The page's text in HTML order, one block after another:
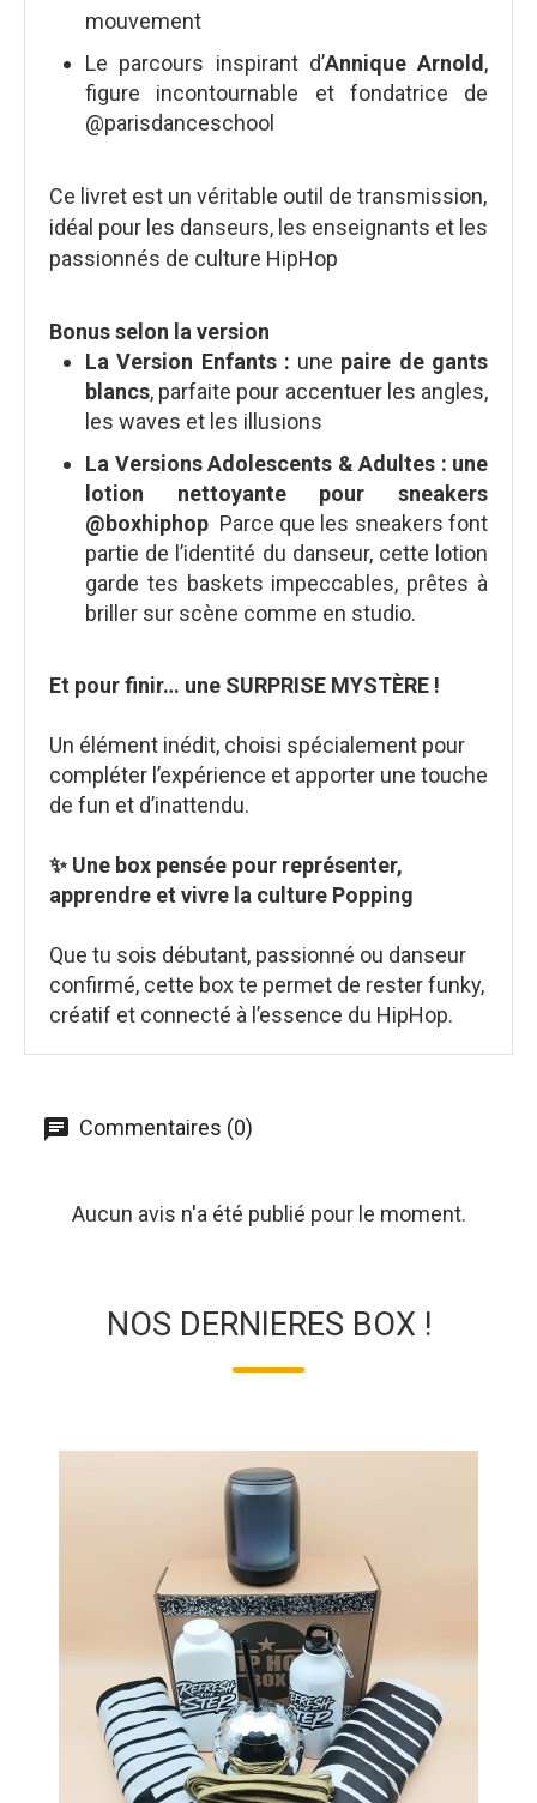
mouvement
Le parcours inspirant d’Annique Arnold,
figure incontournable et fondatrice de
@parisdanceschool
Ce livret est un véritable outil de transmission,
idéal pour les danseurs, les enseignants et les
passionnés de culture HipHop
Bonus selon la version
La Version Enfants : une paire de gants
blancs, parfaite pour accentuer les angles,
les waves et les illusions
La Versions Adolescents & Adultes : une
lotion nettoyante pour sneakers
@boxhiphop Parce que les sneakers font
partie de l’identité du danseur, cette lotion
garde tes baskets impeccables, prêtes à
briller sur scène comme en studio.
Et pour finir… une SURPRISE MYSTÈRE !
Un élément inédit, choisi spécialement pour
compléter l’expérience et apporter une touche
de fun et d’inattendu.
✨ Une box pensée pour représenter,
apprendre et vivre la culture Popping
Que tu sois débutant, passionné ou danseur
confirmé, cette box te permet de rester funky,
créatif et connecté à l’essence du HipHop.
Commentaires (0)
Aucun avis n'a été publié pour le moment.
NOS DERNIERES BOX !